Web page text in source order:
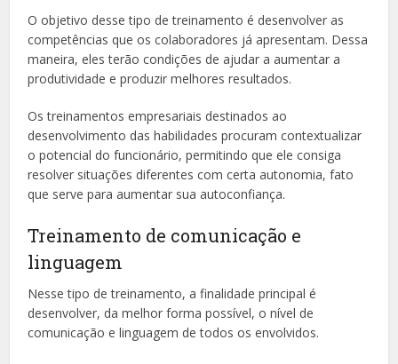
O objetivo desse tipo de treinamento é desenvolver as
competências que os colaboradores já apresentam. Dessa
maneira, eles terão condições de ajudar a aumentar a
produtividade e produzir melhores resultados.
Os treinamentos empresariais destinados ao
desenvolvimento das habilidades procuram contextualizar
o potencial do funcionário, permitindo que ele consiga
resolver situações diferentes com certa autonomia, fato
que serve para aumentar sua autoconfiança.
Treinamento de comunicação e
linguagem
Nesse tipo de treinamento, a finalidade principal é
desenvolver, da melhor forma possível, o nível de
comunicação e linguagem de todos os envolvidos.